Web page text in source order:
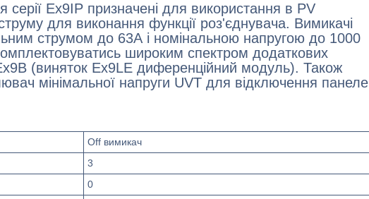
серії Ex9IP призначені для використання в PV
для виконання функції роз'єднувача. Вимикачі
струмом до 63А і номінальною напругою до 1000
широким спектром додаткових
(виняток Ex9LE диференційний модуль). Також
мінімальної напруги UVT для відключення
Off вимикач
3
0